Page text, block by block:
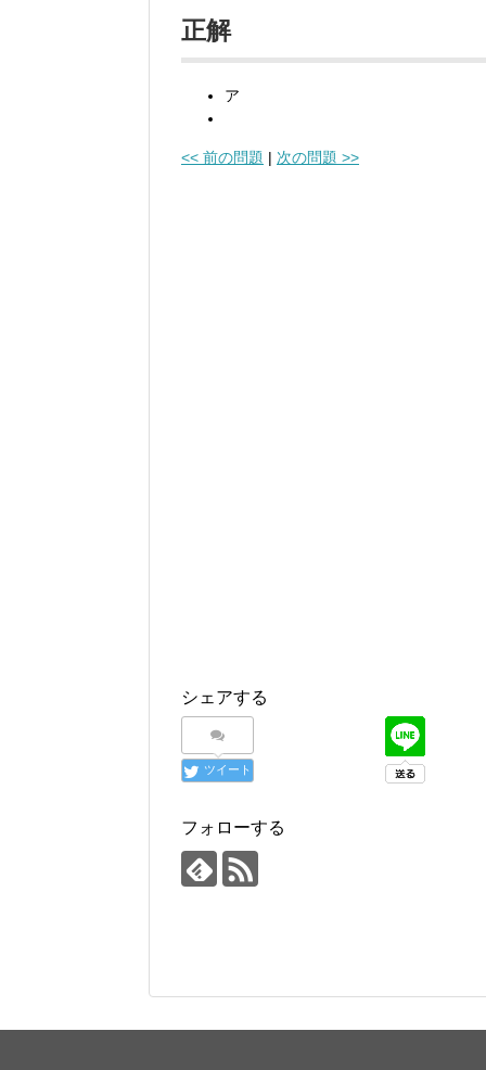
正解
ア
<< 前の問題 | 次の問題 >>
シェアする
ツイート
フォローする